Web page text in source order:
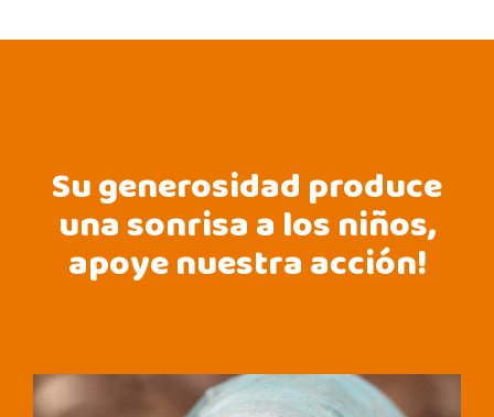
Su generosidad produce
una sonrisa a los niños,
apoye nuestra acción!